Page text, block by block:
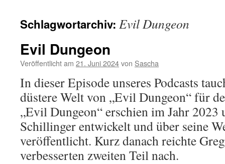
Schlagwortarchiv: Evil Dungeon
Evil Dungeon
Veröffentlicht am 21. Juni 2024von Sascha
In dieser Episode unseres Podcasts
düstere Welt von „Evil Dungeon“ für
„Evil Dungeon“ erschien im Jahr
Schillinger entwickelt und über seine
veröffentlicht. Kurz danach reichte
verbesserten zweiten Teil nach.